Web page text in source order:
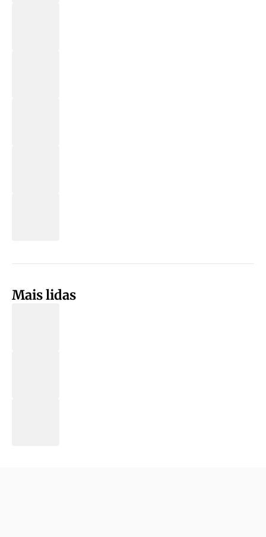
Mais lidas